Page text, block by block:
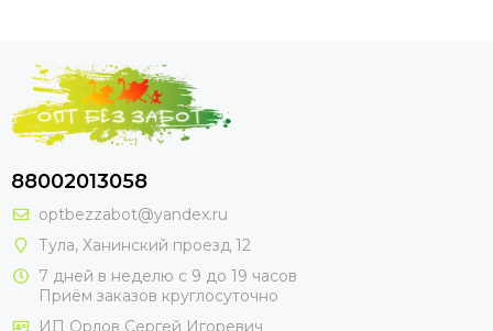
88002013058
optbezzabot@yandex.ru
Тула, Ханинский проезд 12
7 дней в неделю с 9 до 19 часов
Приём заказов круглосуточно